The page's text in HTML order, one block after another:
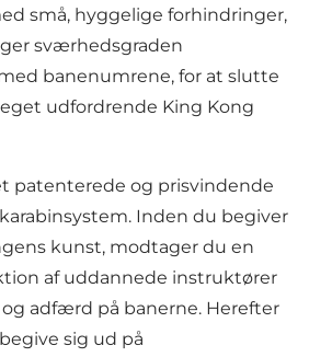
små, hyggelige forhindringer,
sværhedsgraden
banenumrene, for at slutte
udfordrende King Kong
patenterede og prisvindende
karabinsystem. Inden du begiver
kunst, modtager du en
af uddannede instruktører
adfærd på banerne. Herefter
sig ud på